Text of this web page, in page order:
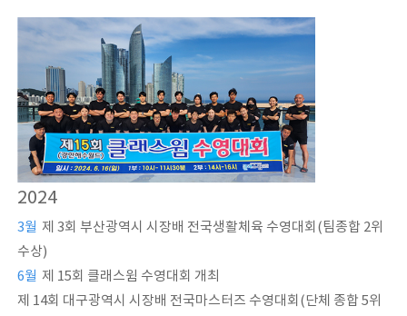
2024
3월 제 3회 부산광역시 시장배 전국생활체육 수영대회(팀종합 2위
수상)
6월 제 15회 클래스윔 수영대회 개최
제 14회 대구광역시 시장배 전국마스터즈 수영대회(단체 종합 5위